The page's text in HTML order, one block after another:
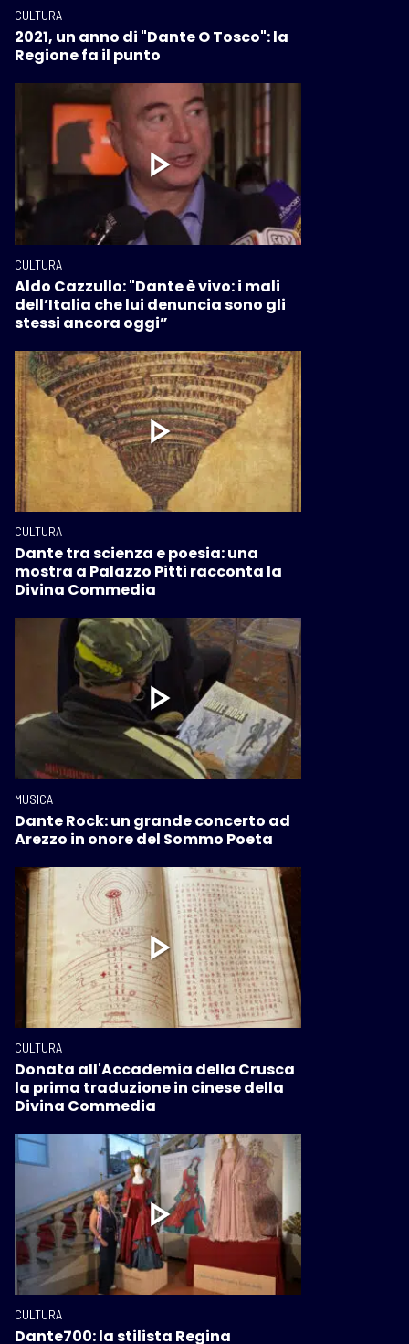
CULTURA
2021, un anno di "Dante O Tosco": la
Regione fa il punto
CULTURA
Aldo Cazzullo: "Dante è vivo: i mali
dell’Italia che lui denuncia sono gli
stessi ancora oggi”
CULTURA
Dante tra scienza e poesia: una
mostra a Palazzo Pitti racconta la
Divina Commedia
MUSICA
Dante Rock: un grande concerto ad
Arezzo in onore del Sommo Poeta
CULTURA
Donata all'Accademia della Crusca
la prima traduzione in cinese della
Divina Commedia
CULTURA
Dante700: la stilista Regina